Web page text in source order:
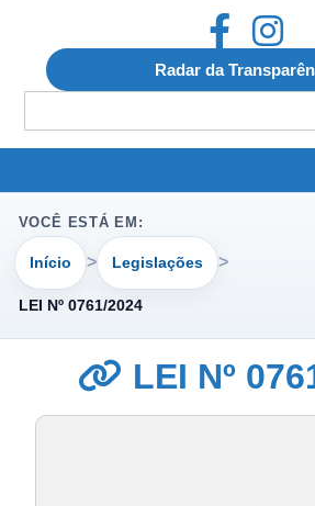
Radar da
for:
VOCÊ ESTÁ EM:
Início Legislações
LEI Nº 0761/2024
LEI Nº